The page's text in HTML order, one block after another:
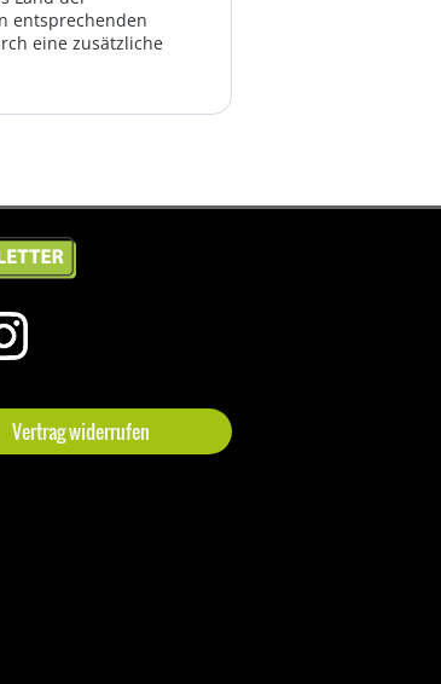
entsprechenden
eine zusätzliche
Vertrag widerrufen